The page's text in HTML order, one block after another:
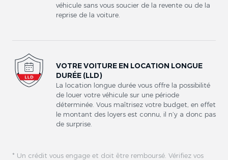
véhicule sans vous soucier de la revente ou de la
reprise de la voiture.
VOTRE VOITURE EN LOCATION LONGUE
DURÉE (LLD)
La location longue durée vous offre la possibilité
de louer votre véhicule sur une période
déterminée. Vous maîtrisez votre budget, en effet
le montant des loyers est connu, il n’y a donc pas
de surprise.
* Un crédit vous engage et doit être remboursé. Vérifiez vos